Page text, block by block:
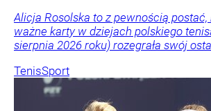
Alicja Rosolska to z pewnością postać,
ważne karty w dziejach polskiego
sierpnia 2026 roku) rozegrała swój
TenisSport